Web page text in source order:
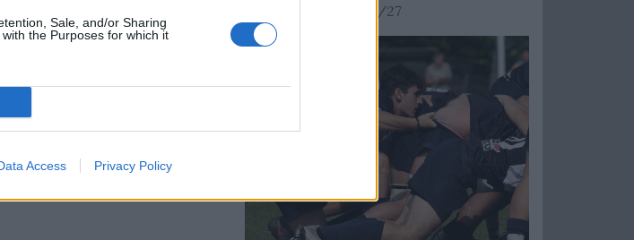
Sale, and/or Sharing
the Purposes for which it
Access Privacy Policy
dalla stagione 2026/27